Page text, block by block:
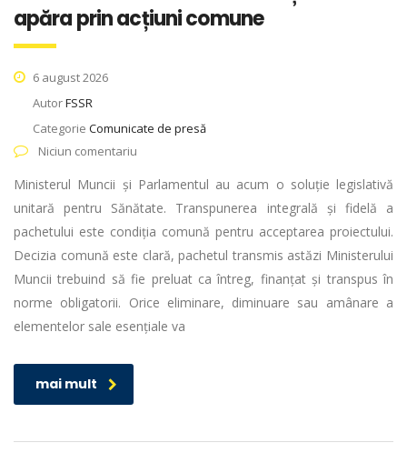
apăra prin acțiuni comune
6 august 2026
AutorFSSR
Categorie Comunicate de presă
Niciun comentariu
Ministerul Muncii și Parlamentul au acum o soluție legislativă
unitară pentru Sănătate. Transpunerea integrală și fidelă a
pachetului este condiția comună pentru acceptarea proiectului.
Decizia comună este clară, pachetul transmis astăzi Ministerului
Muncii trebuind să fie preluat ca întreg, finanțat și transpus în
norme obligatorii. Orice eliminare, diminuare sau amânare a
elementelor sale esențiale va
mai mult